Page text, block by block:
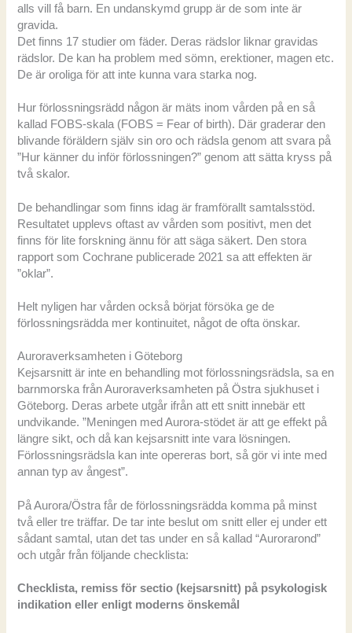
alls vill få barn. En undanskymd grupp är de som inte är
gravida.
Det finns 17 studier om fäder. Deras rädslor liknar gravidas
rädslor. De kan ha problem med sömn, erektioner, magen etc.
De är oroliga för att inte kunna vara starka nog.
Hur förlossningsrädd någon är mäts inom vården på en så
kallad FOBS-skala (FOBS = Fear of birth). Där graderar den
blivande föräldern själv sin oro och rädsla genom att svara på
”Hur känner du inför förlossningen?” genom att sätta kryss på
två skalor.
De behandlingar som finns idag är framförallt samtalsstöd.
Resultatet upplevs oftast av vården som positivt, men det
finns för lite forskning ännu för att säga säkert. Den stora
rapport som Cochrane publicerade 2021 sa att effekten är
”oklar”.
Helt nyligen har vården också börjat försöka ge de
förlossningsrädda mer kontinuitet, något de ofta önskar.
Auroraverksamheten i Göteborg
Kejsarsnitt är inte en behandling mot förlossningsrädsla, sa en
barnmorska från Auroraverksamheten på Östra sjukhuset i
Göteborg. Deras arbete utgår ifrån att ett snitt innebär ett
undvikande. ”Meningen med Aurora-stödet är att ge effekt på
längre sikt, och då kan kejsarsnitt inte vara lösningen.
Förlossningsrädsla kan inte opereras bort, så gör vi inte med
annan typ av ångest”.
På Aurora/Östra får de förlossningsrädda komma på minst
två eller tre träffar. De tar inte beslut om snitt eller ej under ett
sådant samtal, utan det tas under en så kallad “Aurorarond”
och utgår från följande checklista:
Checklista, remiss för sectio (kejsarsnitt) på psykologisk
indikation eller enligt moderns önskemål